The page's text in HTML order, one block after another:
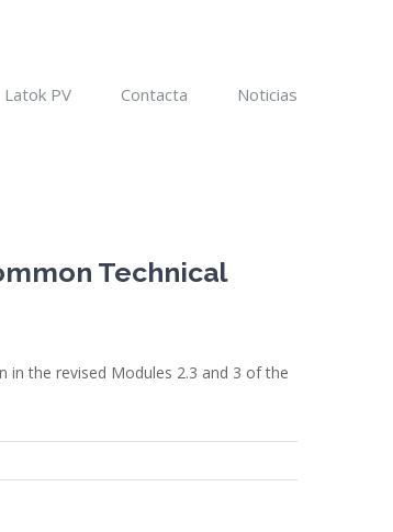
Latok PV Contacta Noticias
Technical
in the revised Modules 2.3 and 3 of the